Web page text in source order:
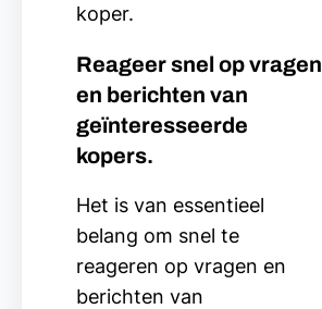
koper.
Reageer snel op vragen
en berichten van
geïnteresseerde
kopers.
Het is van essentieel
belang om snel te
reageren op vragen en
berichten van